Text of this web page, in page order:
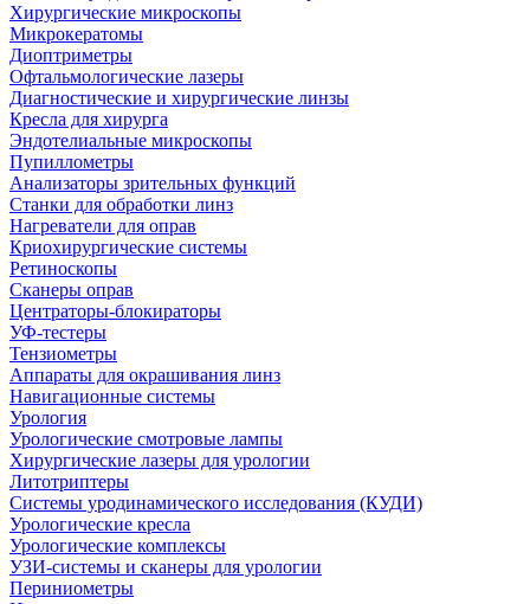
Хирургические микроскопы
Микрокератомы
Диоптриметры
Офтальмологические лазеры
Диагностические и хирургические линзы
Кресла для хирурга
Эндотелиальные микроскопы
Пупиллометры
Анализаторы зрительных функций
Станки для обработки линз
Нагреватели для оправ
Криохирургические системы
Ретиноскопы
Сканеры оправ
Центраторы-блокираторы
УФ-тестеры
Тензиометры
Аппараты для окрашивания линз
Навигационные системы
Урология
Урологические смотровые лампы
Хирургические лазеры для урологии
Литотриптеры
Системы уродинамического исследования (КУДИ)
Урологические кресла
Урологические комплексы
УЗИ-системы и сканеры для урологии
Периниометры